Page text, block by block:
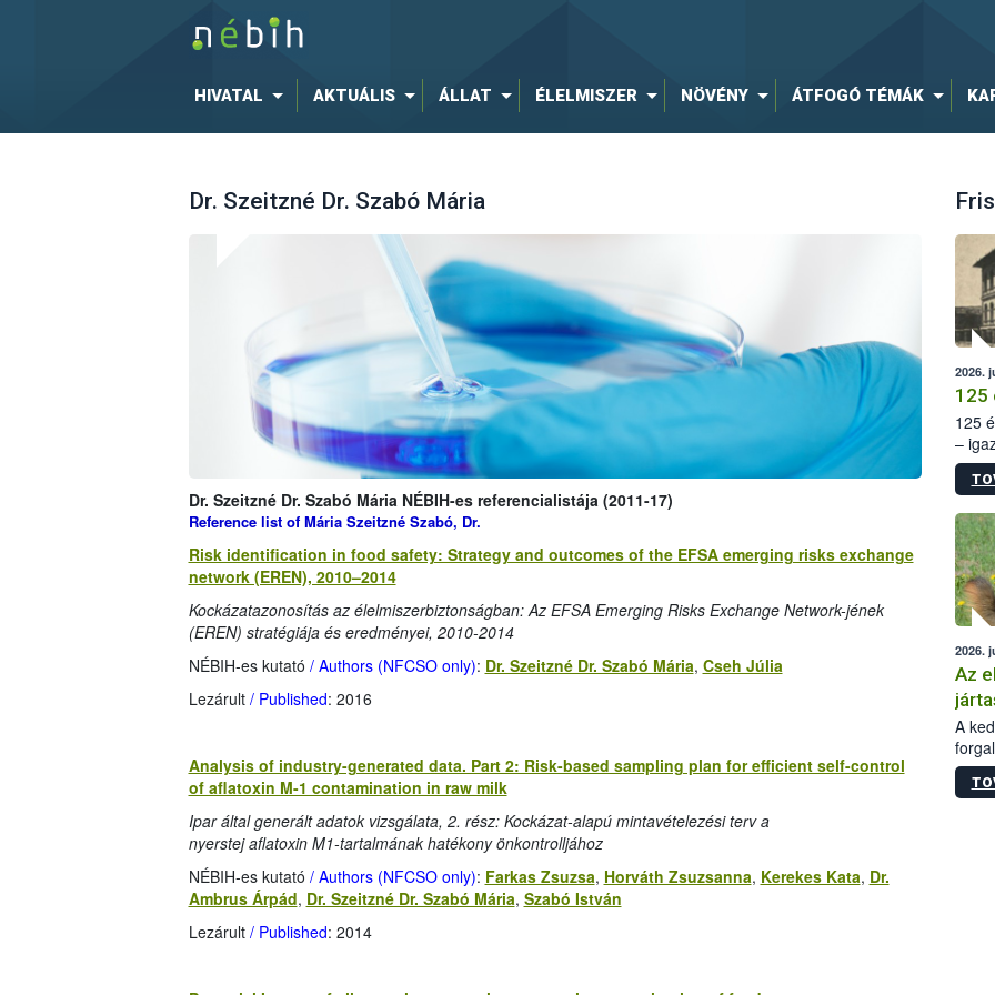
HIVATAL AKTUÁLIS ÁLLAT ÉLELMISZER NÖVÉNY ÁTFOGÓ TÉMÁK
Dr. Szeitzné Dr. Szabó Mária
Dr. Szeitzné Dr. Szabó Mária NÉBIH-es referencialistája (2011-17)
Reference list of Mária Szeitzné Szabó, Dr.
Risk identification in food safety: Strategy and outcomes of the EFSA emerging risks exchange
network (EREN), 2010–2014
Kockázatazonosítás az élelmiszerbiztonságban: Az EFSA Emerging Risks Exchange Network-jének
(EREN) stratégiája és eredményei, 2010-2014
NÉBIH-es kutató / Authors (NFCSO only): Dr. Szeitzné Dr. Szabó Mária, Cseh Júlia
Lezárult/ Published: 2016
Analysis of industry-generated data. Part 2: Risk-based sampling plan for efficient self-control
of aflatoxin M-1 contamination in raw milk
Ipar által generált adatok vizsgálata, 2. rész: Kockázat-alapú mintavételezési terv a
nyerstej aflatoxin M1-tartalmának hatékony önkontrolljához
NÉBIH-es kutató / Authors (NFCSO only): Farkas Zsuzsa, Horváth Zsuzsanna, Kerekes Kata, Dr.
Ambrus Árpád, Dr. Szeitzné Dr. Szabó Mária, Szabó István
Lezárult/ Published: 2014
2026.
125
125
–
15.
2026.
Az
A